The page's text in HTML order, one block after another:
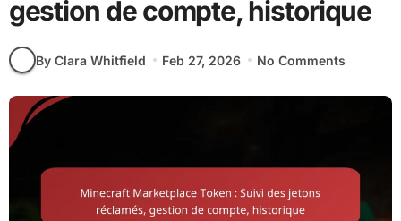
gestion de compte, historique
By Clara Whitfield Feb 27, 2026 No Comments